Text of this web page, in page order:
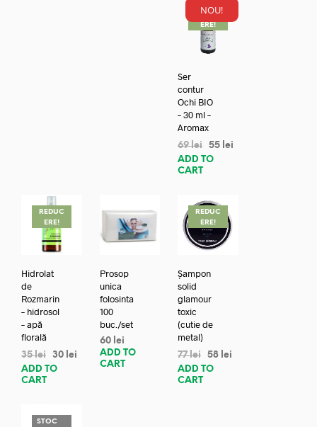
NOU!
REDUC
ERE!
Ser
contur
Ochi BIO
– 30 ml –
Aromax
69lei 55 lei
ADD TO
CART
REDUC
ERE!
Hidrolat
de
Rozmarin
– hidrosol
– apă
florală
35lei 30 lei
ADD TO
CART
Prosop
unica
folosinta
100
buc./set
60 lei
ADD TO
CART
REDUC
ERE!
Șampon
solid
glamour
toxic
(cutie de
metal)
77lei 58 lei
ADD TO
CART
STOC